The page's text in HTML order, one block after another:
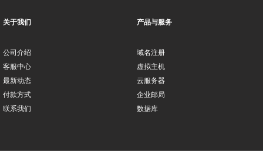
关于我们
公司介绍
客服中心
最新动态
付款方式
联系我们
产品与服务
域名注册
虚拟主机
云服务器
企业邮局
数据库